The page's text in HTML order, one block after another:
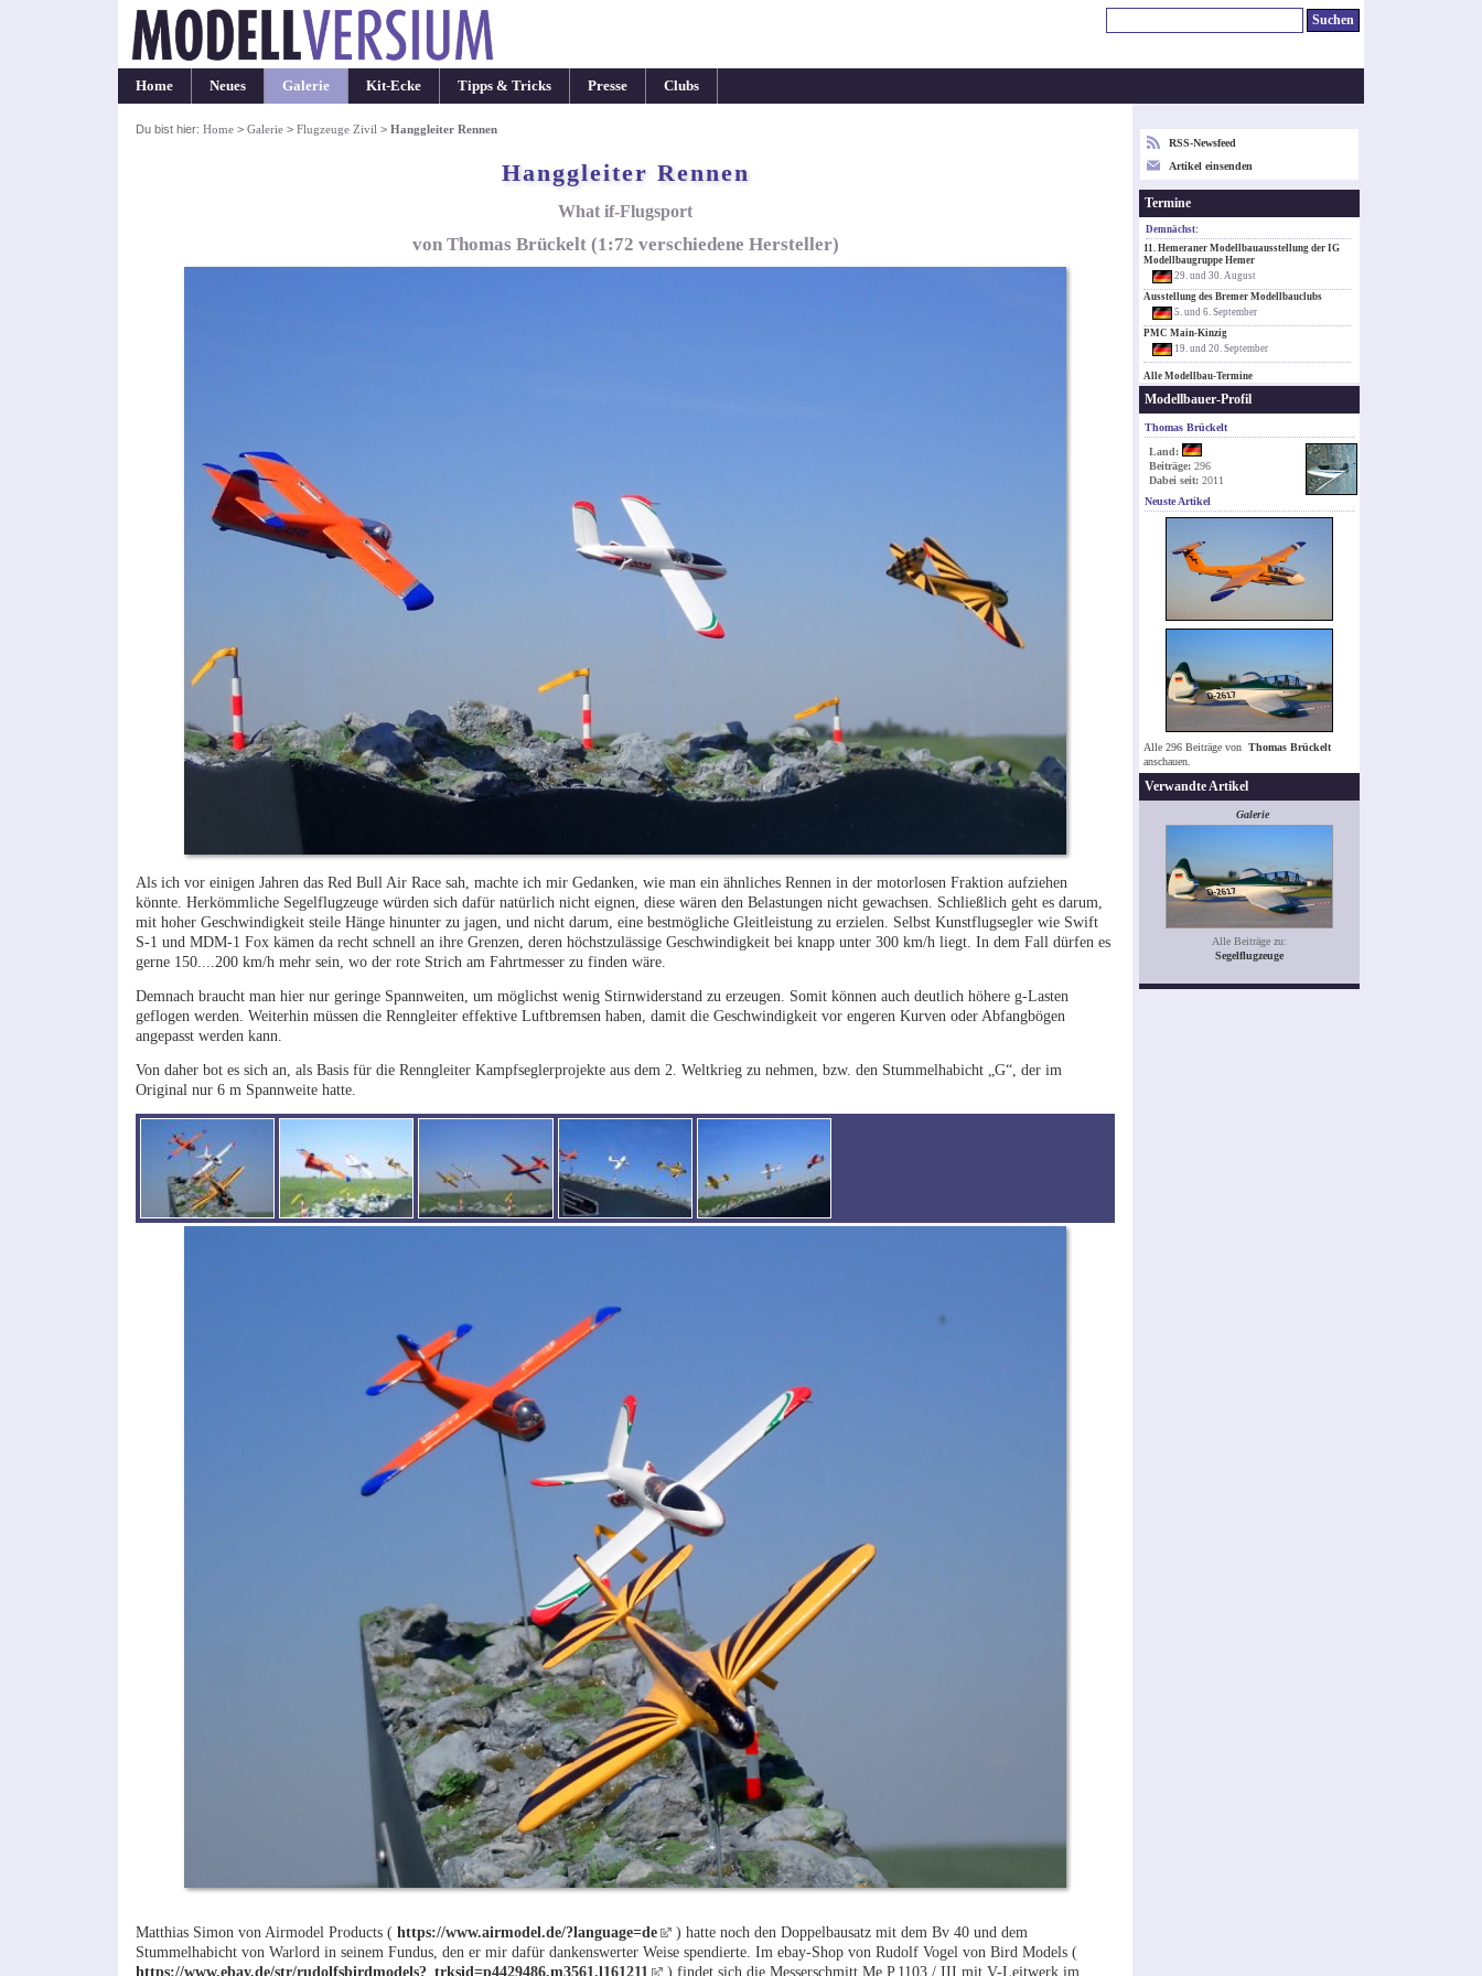
Home Neues Galerie Kit-Ecke Tipps & Tricks Presse Clubs
Du bist hier: Home> Galerie> Flugzeuge Zivil > Hanggleiter Rennen
Hanggleiter Rennen
What if-Flugsport
von Thomas Brückelt (1:72 verschiedene Hersteller)
Als ich vor einigen Jahren das Red Bull Air Race sah, machte ich mir Gedanken, wie man ein ähnliches Rennen in der motorlosen Fraktion aufziehen
könnte. Herkömmliche Segelflugzeuge würden sich dafür natürlich nicht eignen, diese wären den Belastungen nicht gewachsen. Schließlich geht es darum,
mit hoher Geschwindigkeit steile Hänge hinunter zu jagen, und nicht darum, eine bestmögliche Gleitleistung zu erzielen. Selbst Kunstflugsegler wie Swift
S-1 und MDM-1 Fox kämen da recht schnell an ihre Grenzen, deren höchstzulässige Geschwindigkeit bei knapp unter 300 km/h liegt. In dem Fall dürfen es
gerne 150....200 km/h mehr sein, wo der rote Strich am Fahrtmesser zu finden wäre.
Demnach braucht man hier nur geringe Spannweiten, um möglichst wenig Stirnwiderstand zu erzeugen. Somit können auch deutlich höhere g-Lasten
geflogen werden. Weiterhin müssen die Renngleiter effektive Luftbremsen haben, damit die Geschwindigkeit vor engeren Kurven oder Abfangbögen
angepasst werden kann.
Von daher bot es sich an, als Basis für die Renngleiter Kampfseglerprojekte aus dem 2. Weltkrieg zu nehmen, bzw. den Stummelhabicht „G“, der im
Original nur 6 m Spannweite hatte.
Matthias Simon von Airmodel Products ( https://www.airmodel.de/?language=de
) hatte noch den Doppelbausatz mit dem Bv 40 und dem
Stummelhabicht von Warlord in seinem Fundus, den er mir dafür dankenswerter Weise spendierte. Im ebay-Shop von Rudolf Vogel von Bird Models (
https://www.ebay.de/str/rudolfsbirdmodels?_trksid=p4429486.m3561.l161211
) findet sich die Messerschmitt Me P.1103 / III mit V-Leitwerk im
RSS-Newsfeed
Artikel einsenden
Termine
Demnächst:
11. Hemeraner Modellbauausstellung der IG
Modellbaugruppe Hemer
29. und 30. August
Ausstellung des Bremer Modellbauclubs
5. und 6. September
PMC Main-Kinzig
19. und 20. September
Alle Modellbau-Termine
Modellbauer-Profil
Thomas Brückelt
Land:
Beiträge: 296
Dabei seit: 2011
Neuste Artikel
Alle 296 Beiträge von Thomas Brückelt
anschauen.
Verwandte Artikel
Galerie
Alle Beiträge zu:
Segelflugzeuge